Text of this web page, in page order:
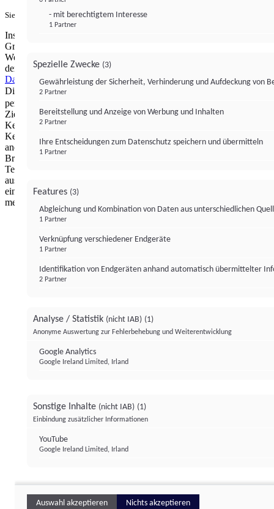
Sie haben ein PUR-Abo?Hier anmelden.
Institutional Money mit Werbung: Wir nutzen aus wirtschaftlichen
Gründen die Möglichkeit, unsere Webseite Dritten als digitalen
Werbeplatz zur Verfügung zu stellen. Über Verarbeitungen, die in
der Verantwortung von uns liegen, können Sie sich in unserer
Datenschutzerklärungnäher informieren.Zur Bereitstellung unserer
Dienste nutzen wir Technologien von
personalisierte Werbung, Messung von Werbeleistung und
Zielgruppenforschung. Cookies, Endgeräte- oder ähnliche Online-
Kennungen (z. B. login-basierte Kennungen, zufällig generierte
Kennungen, netzwerkbasierte Kennungen) können zusammen mit
anderen Informationen (z. B. Browsertyp und
Browserinformationen, Sprache, Bildschirmgröße, unterstützte
Technologien usw.) auf Ihrem Endgerät gespeichert oder von dort
ausgelesen werden, um es jedes Mal wiederzuerkennen, wenn es
eine App oder einer Webseite aufruft. Dies geschieht für einen oder
mehrere der hier aufgeführten Verarbeitungszwecke.
- mit berechtigtem Interesse
1 Partner
Spezielle Zwecke (3)
Gewährleistung der Sicherheit, Verhinderung und Aufdeckung von
2 Partner
Bereitstellung und Anzeige von Werbung und Inhalten
2 Partner
Ihre Entscheidungen zum Datenschutz speichern und übermitteln
1 Partner
Features (3)
Abgleichung und Kombination von Daten aus unterschiedlichen
1 Partner
Verknüpfung verschiedener Endgeräte
1 Partner
Identifikation von Endgeräten anhand automatisch übermittelter
2 Partner
Analyse / Statistik (nicht IAB) (1)
Anonyme Auswertung zur Fehlerbehebung und Weiterentwicklung
Google Analytics
Google Ireland Limited, Irland
Sonstige Inhalte (nicht IAB) (1)
Einbindung zusätzlicher Informationen
YouTube
Google Ireland Limited, Irland
Auswahl akzeptieren Nichts akzeptieren
Institutional Money
ImpressumDatenschutzerklärung